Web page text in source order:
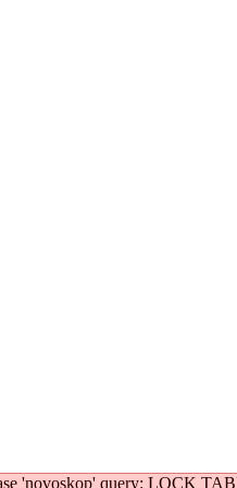
'novoskop' query: LOCK